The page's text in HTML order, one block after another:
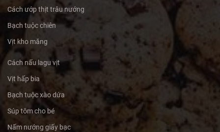
Cách ướp thịt trâu nướng
Bạch tuộc chiên
Vịt kho măng
Cách nấu lagu vịt
Vịt hấp bia
Bạch tuộc xào dứa
Súp tôm cho bé
Nấm nướng giấy bạc